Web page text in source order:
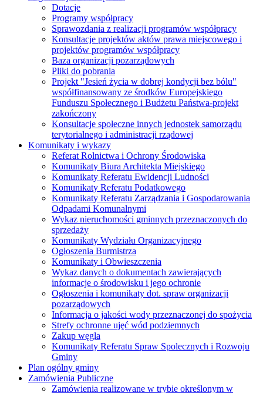
Dotacje
Programy współpracy
Sprawozdania z realizacji programów współpracy
Konsultacje projektów aktów prawa miejscowego i
projektów programów współpracy
Baza organizacji pozarządowych
Pliki do pobrania
Projekt "Jesień życia w dobrej kondycji bez bólu"
współfinansowany ze środków Europejskiego
Funduszu Społecznego i Budżetu Państwa-projekt
zakończony
Konsultacje społeczne innych jednostek samorządu
terytorialnego i administracji rządowej
Komunikaty i wykazy
Referat Rolnictwa i Ochrony Środowiska
Komunikaty Biura Architekta Miejskiego
Komunikaty Referatu Ewidencji Ludności
Komunikaty Referatu Podatkowego
Komunikaty Referatu Zarządzania i Gospodarowania
Odpadami Komunalnymi
Wykaz nieruchomości gminnych przeznaczonych do
sprzedaży
Komunikaty Wydziału Organizacyjnego
Ogłoszenia Burmistrza
Komunikaty i Obwieszczenia
Wykaz danych o dokumentach zawierających
informacje o środowisku i jego ochronie
Ogłoszenia i komunikaty dot. spraw organizacji
pozarządowych
Informacja o jakości wody przeznaczonej do spożycia
Strefy ochronne ujęć wód podziemnych
Zakup węgla
Komunikaty Referatu Spraw Spolecznych i Rozwoju
Gminy
Plan ogólny gminy
Zamówienia Publiczne
Zamówienia realizowane w trybie określonym w